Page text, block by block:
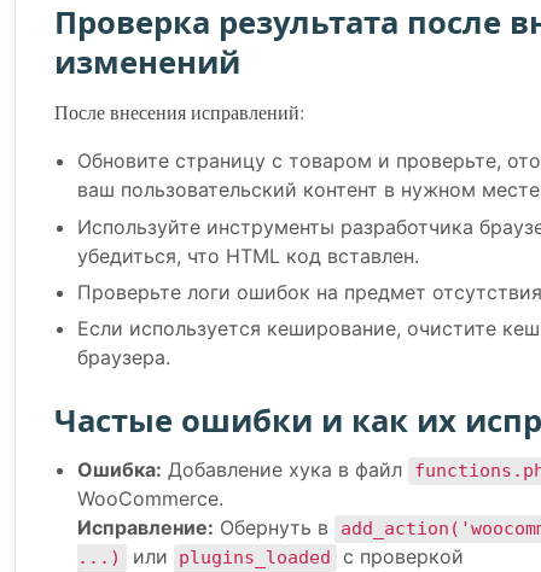
Проверка результата после
изменений
После внесения исправлений:
Обновите страницу с товаром и проверьте,
ваш пользовательский контент в нужном
Используйте инструменты разработчика
убедиться, что HTML код вставлен.
Проверьте логи ошибок на предмет
Если используется кеширование, очистите
браузера.
Частые ошибки и как их
Ошибка: Добавление хука в файл
WooCommerce.
Исправление: Обернуть в
...)
или plugins_loaded с проверкой